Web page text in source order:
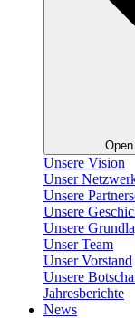
Unsere Vision
Unser
Unsere
Unsere
Unsere
Unser Team
Unser Vorstand
Unsere
Jahresberichte
News